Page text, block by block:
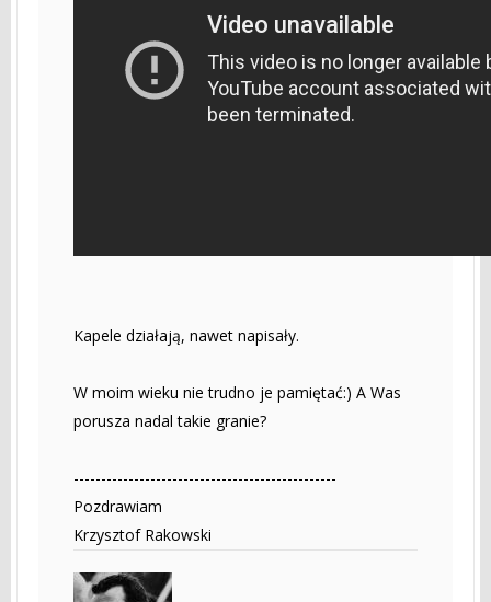
Kapele działają, nawet napisały.
W moim wieku nie trudno je pamiętać:) A Was
porusza nadal takie granie?
------------------------------------------------
Pozdrawiam
Krzysztof Rakowski